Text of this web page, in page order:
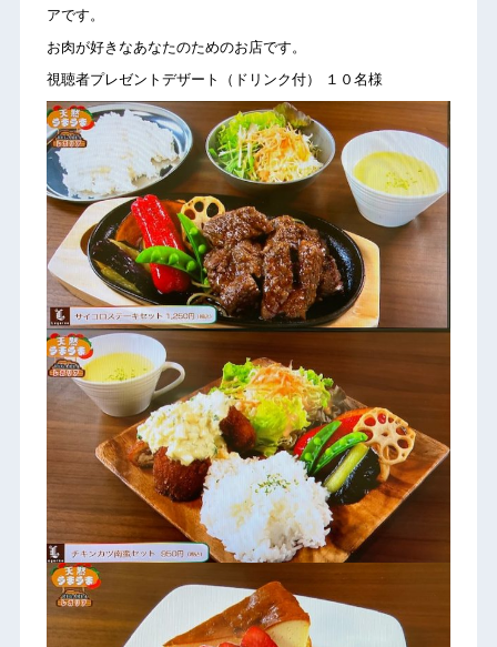
アです。
お肉が好きなあなたのためのお店です。
視聴者プレゼントデザート（ドリンク付） １０名様